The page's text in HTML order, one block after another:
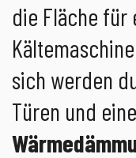
die Fläche für
sich werden
Türen und eine